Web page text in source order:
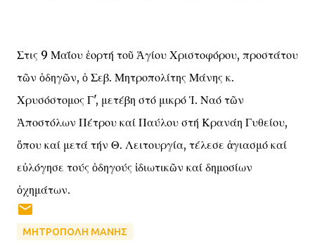
Στις 9 Μαΐου ἑορτή τοῦ Ἁγίου Χριστοφόρου, προστάτου
τῶν ὁδηγῶν, ὁ Σεβ. Μητροπολίτης Μάνης κ.
Χρυσόστομος Γ', μετέβη στό μικρό Ἱ. Ναό τῶν
Ἀποστόλων Πέτρου καί Παύλου στή Κρανάη Γυθείου,
ὅπου καί μετά τήν Θ. Λειτουργία, τέλεσε ἁγιασμό καί
εὐλόγησε τούς ὁδηγούς ἰδιωτικῶν καί δημοσίων
ὀχημάτων.
ΜΗΤΡΟΠΟΛΗ ΜΑΝΗΣ